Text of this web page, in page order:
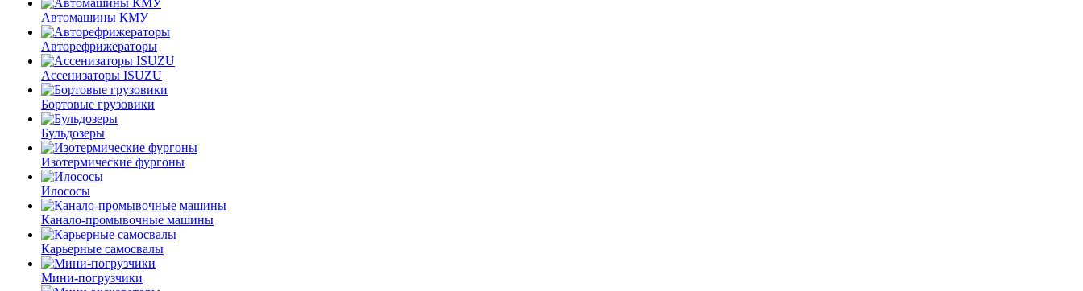
Автомашины КМУ
Авторефрижераторы
Ассенизаторы ISUZU
Бортовые грузовики
Бульдозеры
Изотермические фургоны
Илососы
Канало-промывочные машины
Карьерные самосвалы
Мини-погрузчики